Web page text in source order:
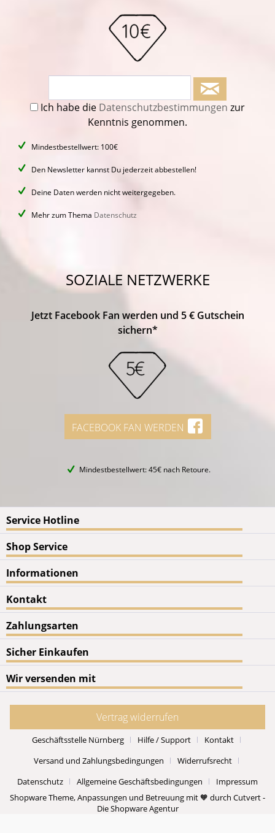
Ich habe die Datenschutzbestimmungen zur
Kenntnis genommen.
Mindestbestellwert: 100€
Den Newsletter kannst Du jederzeit abbestellen!
Deine Daten werden nicht weitergegeben.
Mehr zum Thema Datenschutz
SOZIALE NETZWERKE
Jetzt Facebook Fan werden und 5 € Gutschein
sichern*
FACEBOOK FAN WERDEN
Mindestbestellwert: 45€ nach Retoure.
Service Hotline
Shop Service
Informationen
Kontakt
Zahlungsarten
Sicher Einkaufen
Wir versenden mit
Vertrag widerrufen
Geschäftsstelle Nürnberg Hilfe / Support
Kontakt
Versand und Zahlungsbedingungen
Widerrufsrecht
Datenschutz
Allgemeine Geschäftsbedingungen
Impressum
Shopware Theme, Anpassungen und Betreuung mit 🧡 durch Cutvert -
Die Shopware Agentur